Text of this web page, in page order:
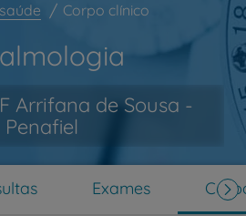
Center
Corpo clínico
Arrifana de Sousa -
Penafiel
Exames